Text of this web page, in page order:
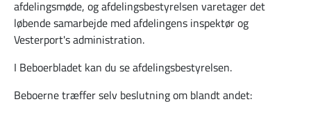
afdelingsmøde, og afdelingsbestyrelsen varetager det
løbende samarbejde med afdelingens inspektør og
Vesterport's administration.
I Beboerbladet kan du se afdelingsbestyrelsen.
Beboerne træffer selv beslutning om blandt andet: